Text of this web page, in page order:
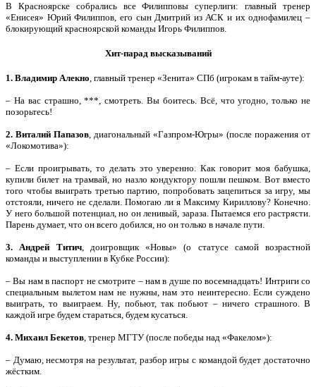
В Красноярске собрались все Филипповы суперлиги: главный тренер
«Енисея» Юрий Филиппов, его сын Дмитрий из АСК и их однофамилец –
блокирующий красноярской команды Игорь Филиппов.
Хит-парад высказываний
1. Владимир Алекно , главный тренер «Зенита» СПб (игрокам в тайм-ауте):
– На вас страшно, ***, смотреть. Вы боитесь. Всё, что угодно, только не
позорьтесь!
2. Виталий Папазов , диагональный «Газпром-Югры» (после поражения от
«Локомотива»):
– Если проигрывать, то делать это уверенно. Как говорит моя бабушка,
купили билет на трамвай, но назло кондуктору пошли пешком. Вот вместо
того чтобы выиграть третью партию, попробовать зацепиться за игру, мы
отстояли, ничего не сделали. Помогаю ли я Максиму Кириллову? Конечно.
У него большой потенциал, но он ленивый, зараза. Пытаемся его растрясти.
Парень думает, что он всего добился, но он только в начале пути.
3. Андрей Титич, доигровщик «Новы» (о статусе самой возрастной
команды и выступлении в Кубке России):
– Вы нам в паспорт не смотрите – нам в душе по восемнадцать! Интриги со
специальным вылетом нам не нужны, нам это неинтересно. Если суждено
выиграть, то выиграем. Ну, побьют, так побьют – ничего страшного. В
каждой игре будем стараться, будем кусаться.
4. Михаил Бекетов , тренер МГТУ (после победы над «Факелом»):
– Думаю, несмотря на результат, разбор игры с командой будет достаточно
жёстким.